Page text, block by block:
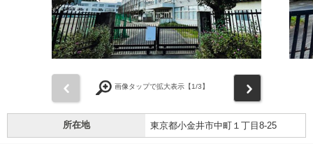
画像タップで拡大表示【1/3】
所在地 東京都小金井市中町１丁目8-25